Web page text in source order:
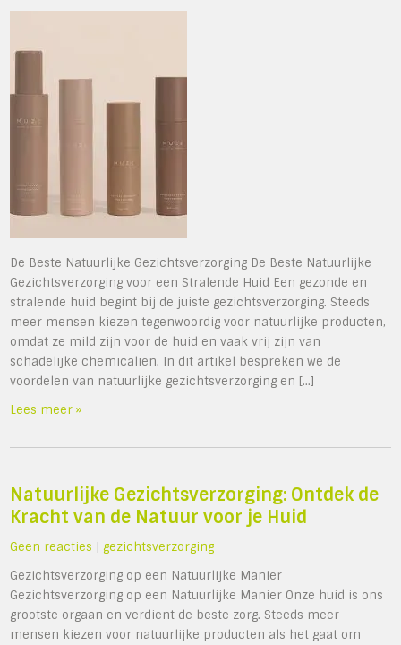
De Beste Natuurlijke Gezichtsverzorging De Beste Natuurlijke
Gezichtsverzorging voor een Stralende Huid Een gezonde en
stralende huid begint bij de juiste gezichtsverzorging. Steeds
meer mensen kiezen tegenwoordig voor natuurlijke producten,
omdat ze mild zijn voor de huid en vaak vrij zijn van
schadelijke chemicaliën. In dit artikel bespreken we de
voordelen van natuurlijke gezichtsverzorging en […]
Lees meer »
Natuurlijke Gezichtsverzorging: Ontdek de
Kracht van de Natuur voor je Huid
Geen reacties |gezichtsverzorging
Gezichtsverzorging op een Natuurlijke Manier
Gezichtsverzorging op een Natuurlijke Manier Onze huid is ons
grootste orgaan en verdient de beste zorg. Steeds meer
mensen kiezen voor natuurlijke producten als het gaat om